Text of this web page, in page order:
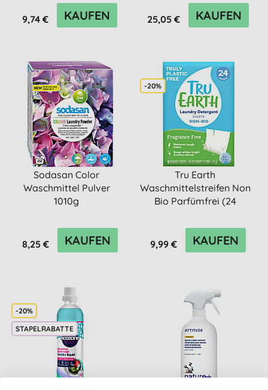
9,74 € KAUFEN 25,05 € KAUFEN
Sodasan Color
Waschmittel Pulver
1010g
8,25 € KAUFEN
-20%
Tru Earth
Waschmittelstreifen Non
Bio Parfümfrei (24
9,99 € KAUFEN
-20%
STAPELRABATTE